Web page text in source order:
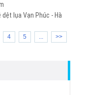
lụa Vạn Phúc - Hà
4 5 ... >>